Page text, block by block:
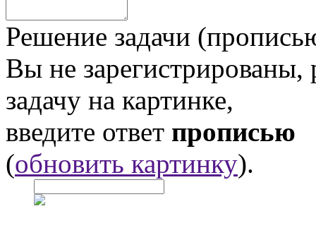
Решение задачи
Вы не
задачу на картинке,
введите ответ прописью
(обновить картинку).